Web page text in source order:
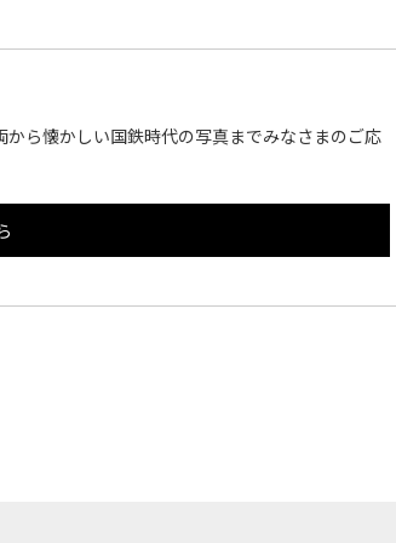
ら懐かしい国鉄時代の写真までみなさまのご応